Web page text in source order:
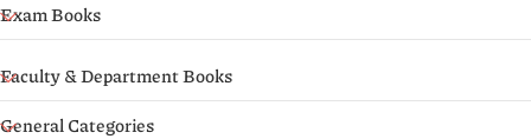
Exam Books
Faculty & Department Books
General Categories